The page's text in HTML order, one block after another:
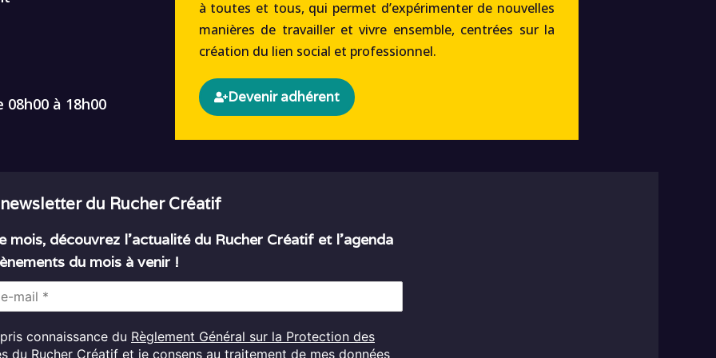
à 18h00
à toutes et tous, qui permet d’expérimenter de nouvelles
manières de travailler et vivre ensemble, centrées sur la
création du lien social et professionnel.
Devenir adhérent
du Rucher Créatif
mois, découvrez l’actualité du Rucher Créatif et l’agenda
du mois à venir !
pris connaissance du Règlement Général sur la Protection des
du Rucher Créatif et je consens au traitement de mes données